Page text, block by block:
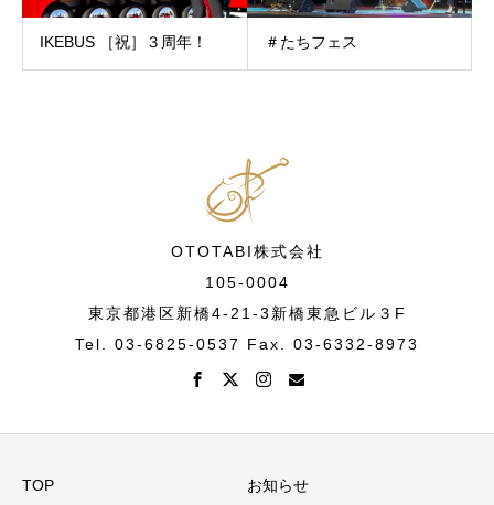
IKEBUS ［祝］３周年！ ＃たちフェス
OTOTABI株式会社
105-0004
東京都港区新橋4-21-3新橋東急ビル３F
Tel. 03-6825-0537 Fax. 03-6332-8973
TOP お知らせ